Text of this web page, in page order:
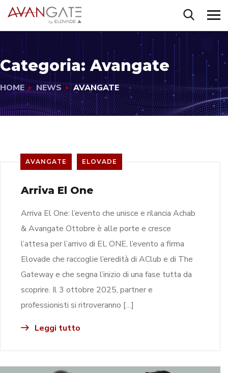
Categoria:Avangate
HOME NEWS AVANGATE
AVANGATE ELOVADE
Arriva El One
Arriva El One: l’evento che unisce e rilancia Achab
& Avangate Ottobre è alle porte e cresce
l’attesa per l’arrivo di EL ONE, l’evento a firma
Elovade che raccoglie l’eredità di AClub e di The
Gateway e che segna l’inizio di una fase tutta da
scoprire. Il 3 ottobre 2025, partner e
professionisti si ritroveranno […]
Leggi tutto